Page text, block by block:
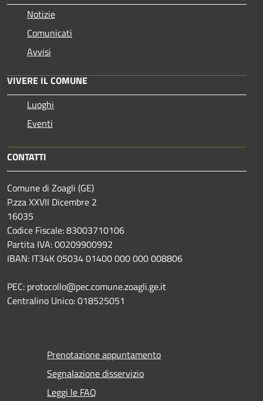
Notizie
Comunicati
Avvisi
VIVERE IL COMUNE
Luoghi
Eventi
CONTATTI
Comune di Zoagli (GE)
P.zza XXVII Dicembre 2
16035
Codice Fiscale: 83003710106
Partita IVA: 00209900992
IBAN: IT34K 05034 01400 000 000 008806
PEC: protocollo@pec.comune.zoagli.ge.it
Centralino Unico: 018525051
Prenotazione appuntamento
Segnalazione disservizio
Leggi le FAQ